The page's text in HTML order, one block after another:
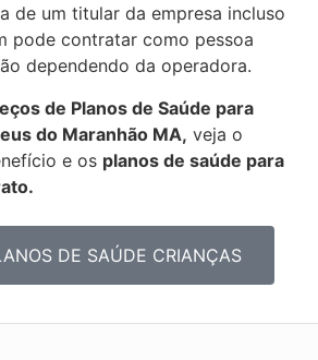
de um titular da empresa incluso
pode contratar como pessoa
dependendo da operadora.
de Planos de Saúde para
do Maranhão MA, veja o
e os planos de saúde para
DE SAÚDE CRIANÇAS